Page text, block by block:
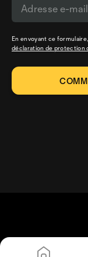
En envoyant ce
déclaration de protection